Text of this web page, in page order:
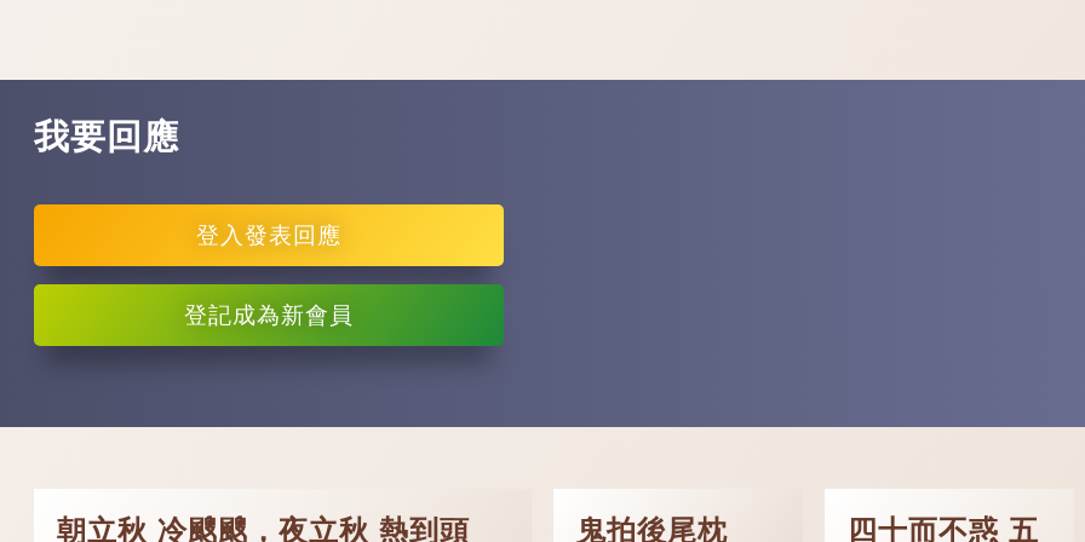
我要回應
登入發表回應
登記成為新會員
朝立秋 冷颼颼，夜立秋 熱到頭 鬼拍後尾枕 四十而不惑 五